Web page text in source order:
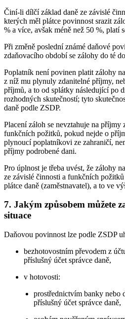
Činí-li dílčí základ daně ze závislé
kterých měl plátce povinnost srazit
% a více, avšak méně než 50 %, platí
Při změně poslední známé daňové
zdaňovacího období se zálohy do té
Poplatník není povinen platit zálohy
z níž mu plynuly zdanitelné příjmy,
příjmů, a to od splátky následující po
rozhodných skutečností; tyto
daně podle ZSDP.
Placení záloh se nevztahuje na příjmy
funkčních požitků, pokud nejde o
plynoucí poplatníkovi ze zahraničí,
příjmy podrobené dani.
Pro úplnost je třeba uvést, že zálohy
ze závislé činnosti a funkčních
plátce daně (zaměstnavatel), a to ve
7. Jakým způsobem můžete
situace
Daňovou povinnost lze podle ZSDP
bezhotovostním převodem z
příslušný účet správce daně,
v hotovosti:
prostřednictvím banky nebo
příslušný účet správce daně,